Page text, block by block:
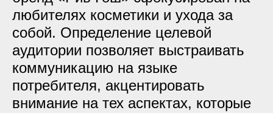
любителях косметики и ухода за
собой. Определение целевой
аудитории позволяет выстраивать
коммуникацию на языке
потребителя, акцентировать
внимание на тех аспектах, которые